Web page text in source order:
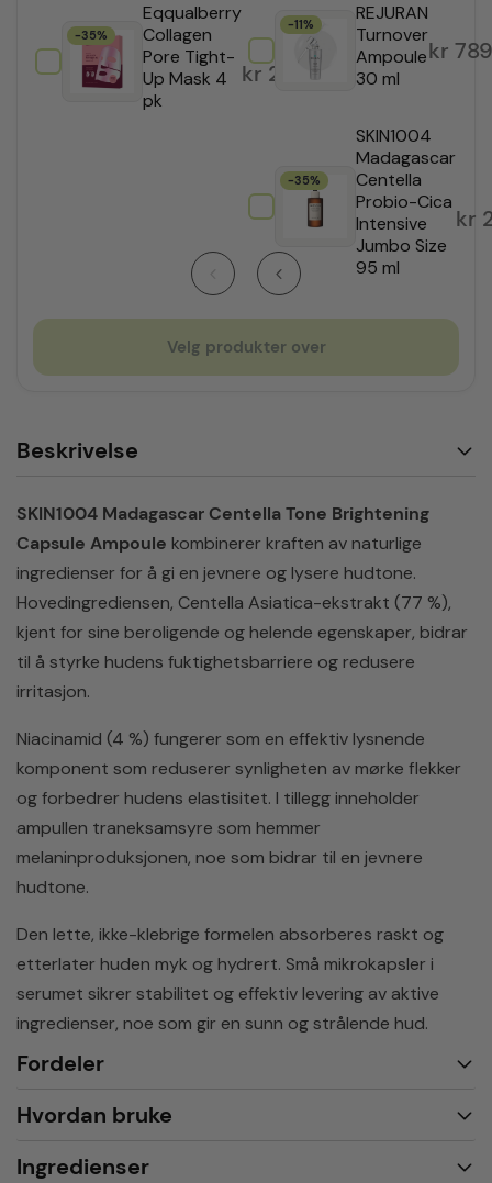
-35%
Eqqualberry
Collagen
Pore Tight-
Up Mask 4
pk
kr259,35
-11%
REJURAN
Turnover
Ampoule
30 ml
kr
-35%
SKIN1004
Madagascar
Centella
Probio-Cica
Intensive
Jumbo Size
95 ml
kr
Velg produkter over
Beskrivelse
SKIN1004 Madagascar Centella Tone Brightening
Capsule Ampoule kombinerer kraften av naturlige
ingredienser for å gi en jevnere og lysere hudtone.
Hovedingrediensen, Centella Asiatica-ekstrakt (77 %),
kjent for sine beroligende og helende egenskaper, bidrar
til å styrke hudens fuktighetsbarriere og redusere
irritasjon.
Niacinamid (4 %) fungerer som en effektiv lysnende
komponent som reduserer synligheten av mørke flekker
og forbedrer hudens elastisitet. I tillegg inneholder
ampullen traneksamsyre som hemmer
melaninproduksjonen, noe som bidrar til en jevnere
hudtone.
Den lette, ikke-klebrige formelen absorberes raskt og
etterlater huden myk og hydrert. Små mikrokapsler i
serumet sikrer stabilitet og effektiv levering av aktive
ingredienser, noe som gir en sunn og strålende hud.
Fordeler
Hvordan bruke
Ingredienser